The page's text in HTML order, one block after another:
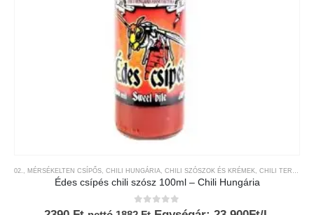
02., MÉRSÉKELTEN CSÍPŐS, CHILI HUNGÁRIA, CHILI SZÓSZOK ÉS KRÉMEK, CHILI TERMÉKEK
Édes csípés chili szósz 100ml – Chili Hungária
0 az 5-ből